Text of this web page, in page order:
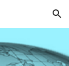
Skip to navigation